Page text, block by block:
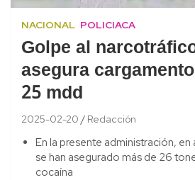
NACIONAL POLICIACA
Golpe al
asegura
25 mdd
2025-02-20 Redacción
En la presente administración,
se han asegurado más de 26
cocaína